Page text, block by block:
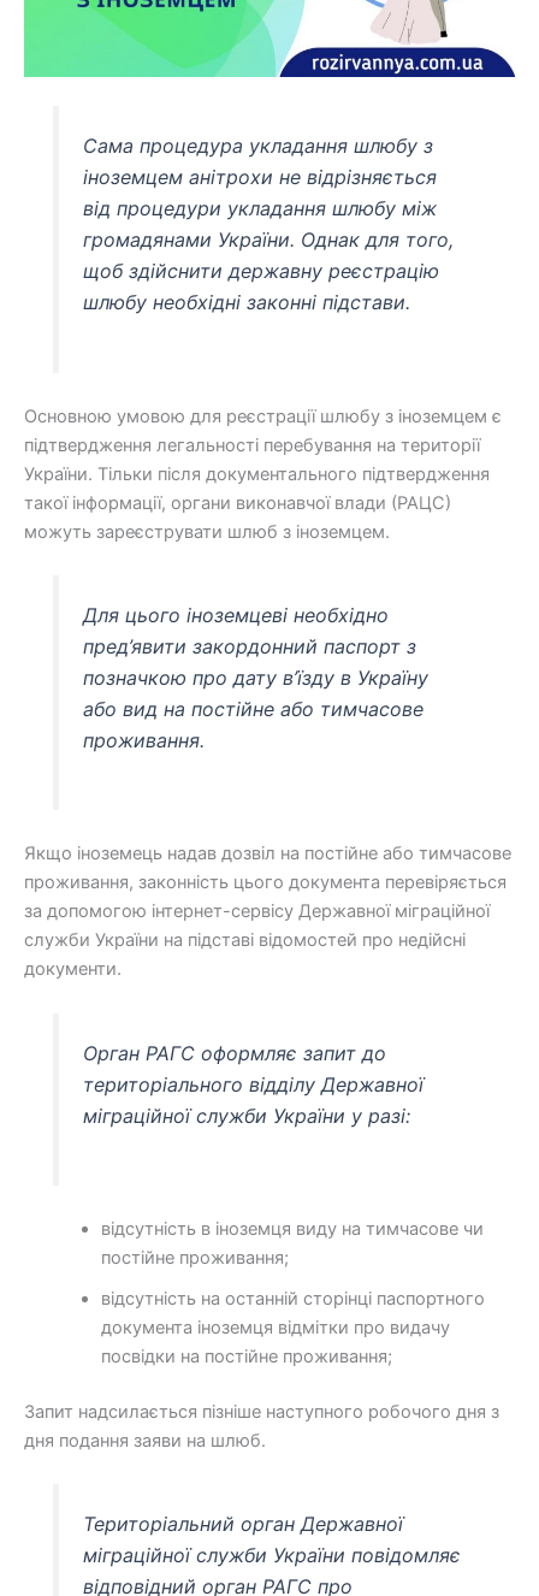
Сама процедура укладання шлюбу з
іноземцем анітрохи не відрізняється
від процедури укладання шлюбу між
громадянами України. Однак для того,
щоб здійснити державну реєстрацію
шлюбу необхідні законні підстави.
Основною умовою для реєстрації шлюбу з іноземцем є
підтвердження легальності перебування на території
України. Тільки після документального підтвердження
такої інформації, органи виконавчої влади (РАЦС)
можуть зареєструвати шлюб з іноземцем.
Для цього іноземцеві необхідно
пред’явити закордонний паспорт з
позначкою про дату в’їзду в Україну
або вид на постійне або тимчасове
проживання.
Якщо іноземець надав дозвіл на постійне або тимчасове
проживання, законність цього документа перевіряється
за допомогою інтернет-сервісу Державної міграційної
служби України на підставі відомостей про недійсні
документи.
Орган РАГС оформляє запит до
територіального відділу Державної
міграційної служби України у разі:
відсутність в іноземця виду на тимчасове чи
постійне проживання;
відсутність на останній сторінці паспортного
документа іноземця відмітки про видачу
посвідки на постійне проживання;
Запит надсилається пізніше наступного робочого дня з
дня подання заяви на шлюб.
Територіальний орган Державної
міграційної служби України повідомляє
відповідний орган РАГС про